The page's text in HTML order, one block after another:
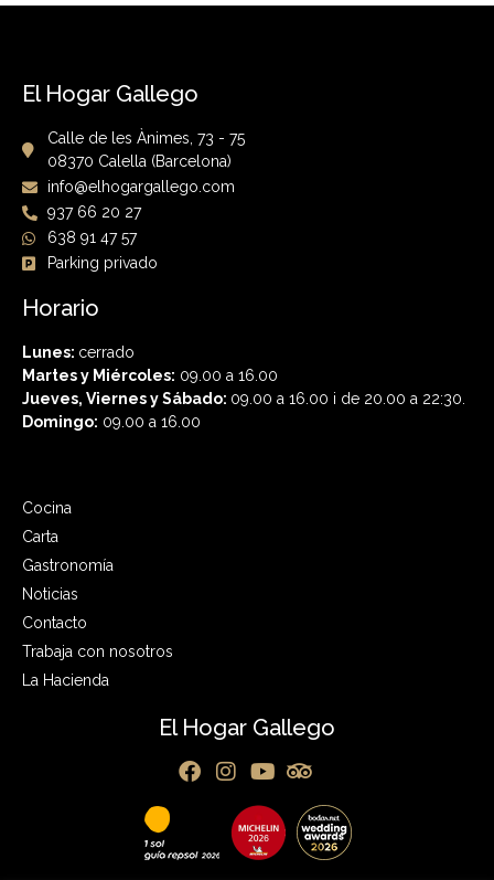
El Hogar Gallego
Calle de les Ànimes, 73 - 75
08370 Calella (Barcelona)
info@elhogargallego.com
937 66 20 27
638 91 47 57
Parking privado
Horario
Lunes: cerrado
Martes y Miércoles: 09.00 a 16.00
Jueves, Viernes y Sábado: 09.00 a 16.00 i de 20.00 a 22:30.
Domingo: 09.00 a 16.00
Cocina
Carta
Gastronomía
Noticias
Contacto
Trabaja con nosotros
La Hacienda
El Hogar Gallego